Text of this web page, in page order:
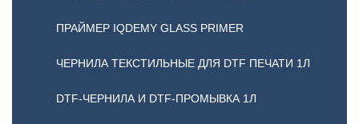
ПРАЙМЕР IQDEMY GLASS PRIMER
ЧЕРНИЛА ТЕКСТИЛЬНЫЕ ДЛЯ DTF ПЕЧАТИ 1Л
DTF-ЧЕРНИЛА И DTF-ПРОМЫВКА 1Л